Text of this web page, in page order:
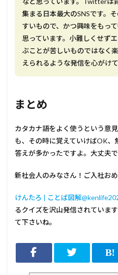
集まる日本最大のSNSです。
すいもので、かつ興味をもっ
思っています。小難しくせず
ぶことが苦しいものではなく
えられるような発信を心がけて
まとめ
カタカナ語をよく使うという意
も、その時に覚えていけばOK、
答えが多かったですよ。大丈夫で
新社会人のみなさん！ご入社お
けんたろ | ことば図解
るクイズを沢山発信されていま
て下さいね。